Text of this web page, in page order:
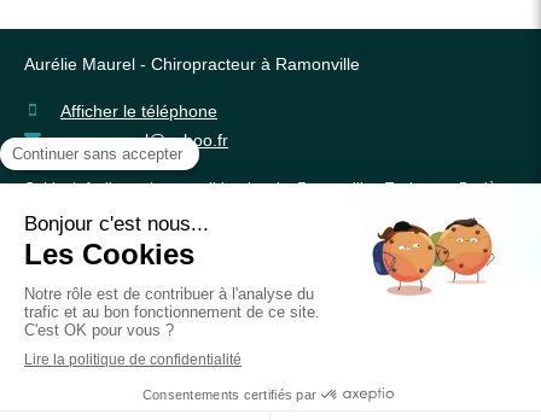
Aurélie Maurel - Chiropracteur à Ramonville
Afficher le téléphone
auremaurel@yahoo.fr
Cabinet facilement accessible depuis Ramonville, Toulouse, Baziège,
Auzeville, Pechabou, Pinsaguel, Pins-Justaret, Castanet, Montgiscard,
Labège, Fourquevaux, Escalquens, l'Union, Saint Orens, Nailloux,
Villefranche de Lauragais, Venerque. A 3/4 d'heure de Castelnaudary et
Revel, 1 heure de Auch.